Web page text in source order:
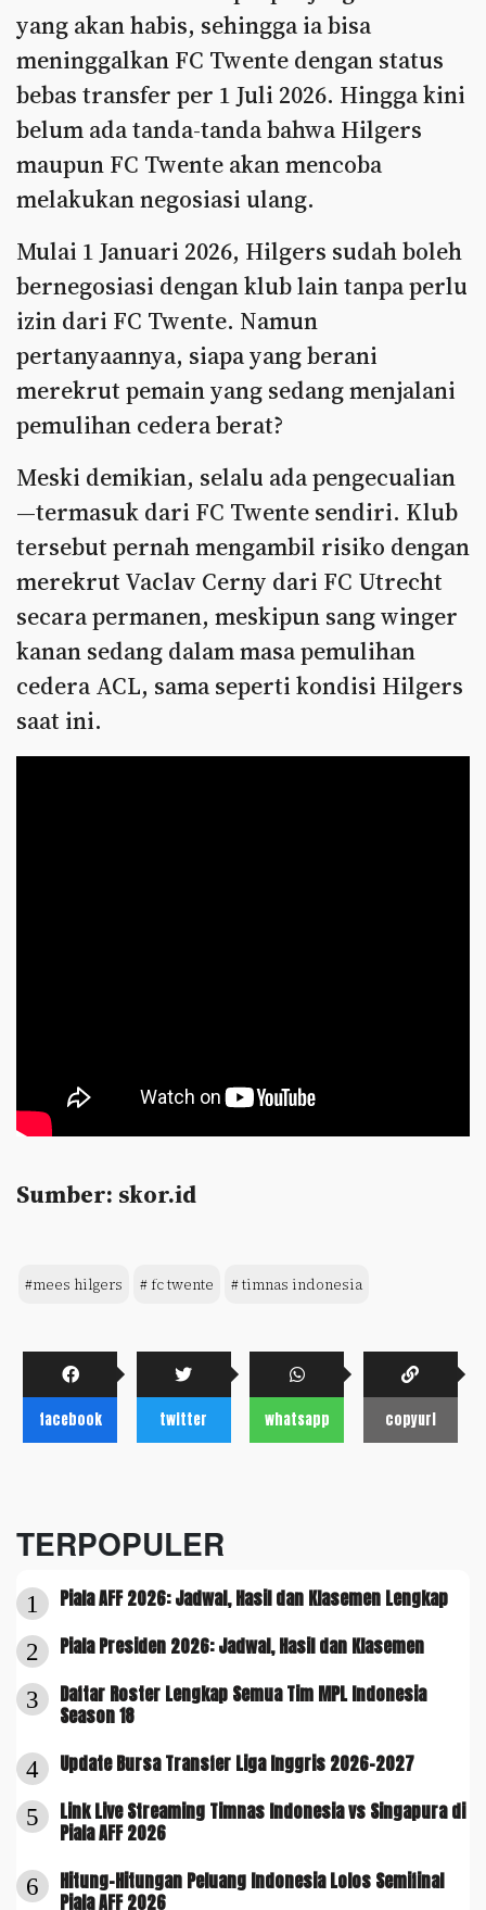
yang akan habis, sehingga ia bisa
meninggalkan FC Twente dengan status
bebas transfer per 1 Juli 2026. Hingga kini
belum ada tanda-tanda bahwa Hilgers
maupun FC Twente akan mencoba
melakukan negosiasi ulang.
Mulai 1 Januari 2026, Hilgers sudah boleh
bernegosiasi dengan klub lain tanpa perlu
izin dari FC Twente. Namun
pertanyaannya, siapa yang berani
merekrut pemain yang sedang menjalani
pemulihan cedera berat?
Meski demikian, selalu ada pengecualian
—termasuk dari FC Twente sendiri. Klub
tersebut pernah mengambil risiko dengan
merekrut Vaclav Cerny dari FC Utrecht
secara permanen, meskipun sang winger
kanan sedang dalam masa pemulihan
cedera ACL, sama seperti kondisi Hilgers
saat ini.
Sumber: skor.id
#mees hilgers # fc twente # timnas indonesia
facebook twitter whatsapp copyurl
TERPOPULER
1 Piala AFF 2026: Jadwal, Hasil dan Klasemen Lengkap
2 Piala Presiden 2026: Jadwal, Hasil dan Klasemen
3
Daftar Roster Lengkap Semua Tim MPL Indonesia
Season 18
4 Update Bursa Transfer Liga Inggris 2026-2027
5
Link Live Streaming Timnas Indonesia vs Singapura di
Piala AFF 2026
6
Hitung-Hitungan Peluang Indonesia Lolos Semifinal
Piala AFF 2026